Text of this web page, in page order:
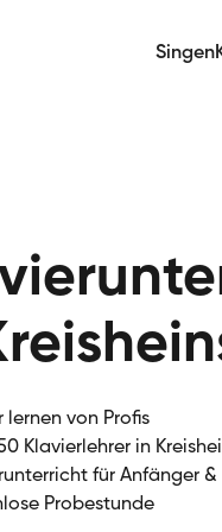
Singen
lernen von Profis
Klavierlehrer in
für Anfänger
Probestunde